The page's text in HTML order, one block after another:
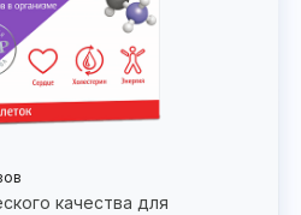
качества для